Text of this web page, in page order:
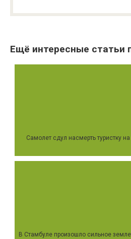
Ещё интересные статьи
Самолет сдул насмерть туристку
В Стамбуле произошло сильное